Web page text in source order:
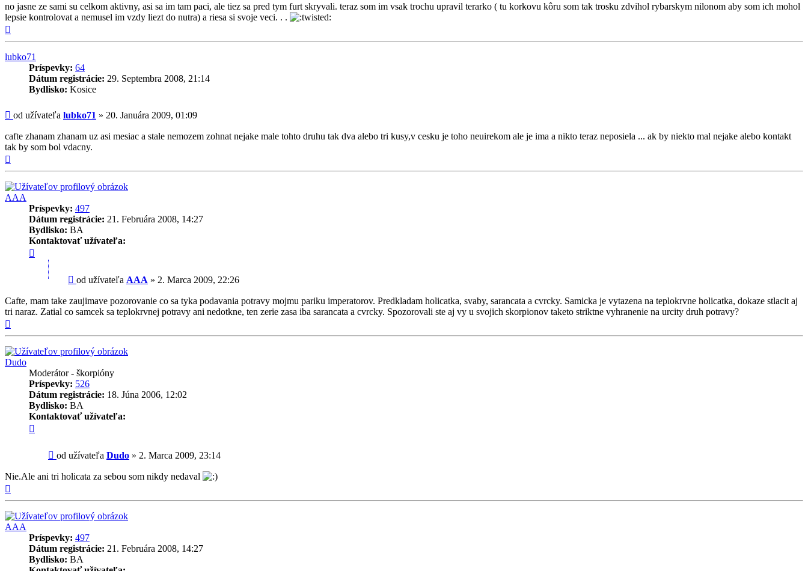
no jasne ze sami su celkom aktivny, asi sa im tam paci, ale tiez sa pred tym furt skryvali. teraz som im vsak trochu upravil terarko ( tu korkovu kôru som tak trosku zdvihol rybarskym nilonom aby som ich mohol
lepsie kontrolovat a nemusel im vzdy liezt do nutra) a riesa si svoje veci. . .
lubko71
Príspevky: 64
Dátum registrácie: 29. Septembra 2008, 21:14
Bydlisko: Kosice
Príspevok
od užívateľa lubko71 » 20. Januára 2009, 01:09
cafte zhanam zhanam uz asi mesiac a stale nemozem zohnat nejake male tohto druhu tak dva alebo tri kusy,v cesku je toho neuirekom ale je ima a nikto teraz neposiela ... ak by niekto mal nejake alebo kontakt
tak by som bol vdacny.
AAA
Príspevky: 497
Dátum registrácie: 21. Februára 2008, 14:27
Bydlisko: BA
Kontaktovať užívateľa:
informácie
užívateľa
Príspevok
od užívateľa AAA » 2. Marca 2009, 22:26
Cafte, mam take zaujimave pozorovanie co sa tyka podavania potravy mojmu pariku imperatorov. Predkladam holicatka, svaby, sarancata a cvrcky. Samicka je vytazena na teplokrvne holicatka, dokaze stlacit aj
tri naraz. Zatial co samcek sa teplokrvnej potravy ani nedotkne, ten zerie zasa iba sarancata a cvrcky. Spozorovali ste aj vy u svojich skorpionov taketo striktne vyhranenie na urcity druh potravy?
Dudo
Moderátor - škorpióny
Príspevky: 526
Dátum registrácie: 18. Júna 2006, 12:02
Bydlisko: BA
Kontaktovať užívateľa:
Príspevok
od užívateľa Dudo » 2. Marca 2009, 23:14
Nie.Ale ani tri holicata za sebou som nikdy nedaval
AAA
Príspevky: 497
Dátum registrácie: 21. Februára 2008, 14:27
Bydlisko: BA